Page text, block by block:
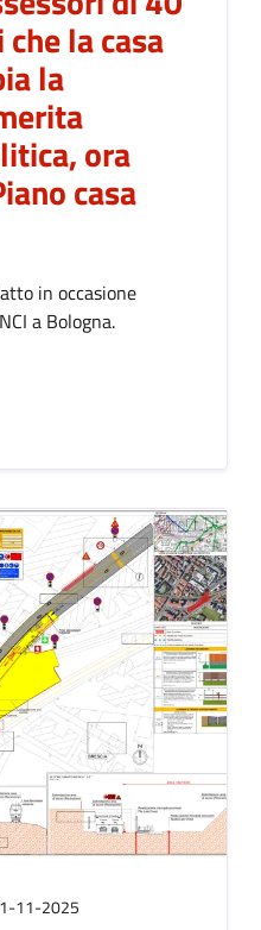
la casa
la
ora
casa
in occasione
a Bologna.
E ASSESSORI DI 40 CITTÀ:
11-2025